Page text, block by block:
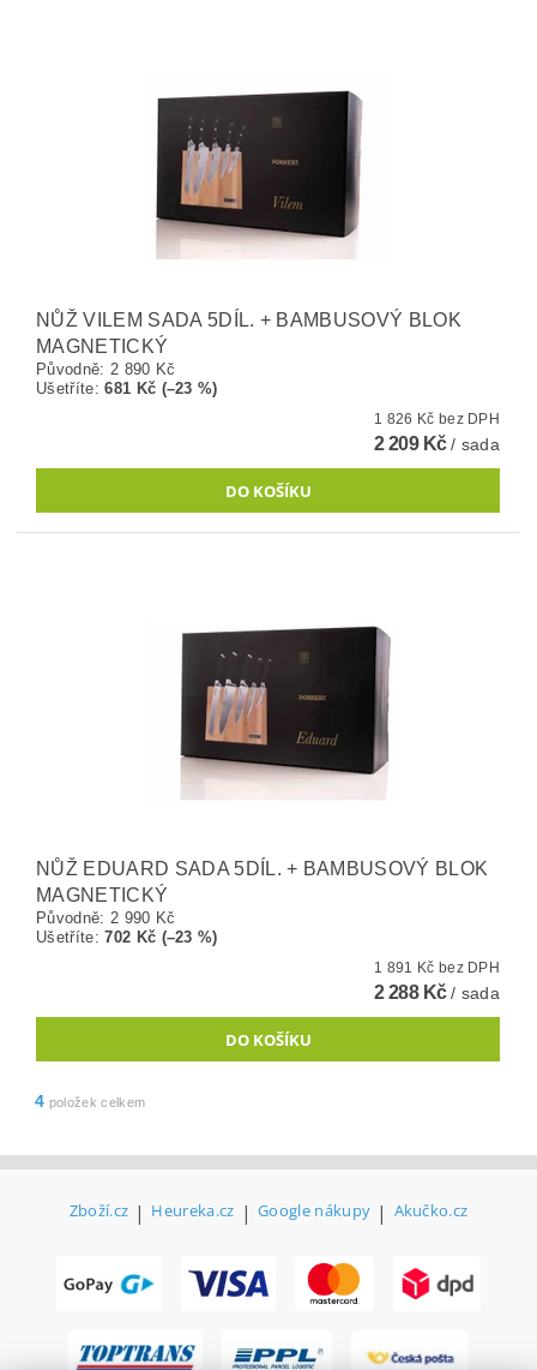
NŮŽ VILEM SADA 5DÍL. + BAMBUSOVÝ BLOK
MAGNETICKÝ
Původně: 2 890 Kč
Ušetříte:681 Kč (–23 %)
1 826 Kč bez DPH
2 209 Kč/ sada
NŮŽ EDUARD SADA 5DÍL. + BAMBUSOVÝ BLOK
MAGNETICKÝ
Původně: 2 990 Kč
Ušetříte:702 Kč (–23 %)
1 891 Kč bez DPH
2 288 Kč/ sada
4 položek celkem
Zboží.cz | Heureka.cz | Google nákupy | Akučko.cz